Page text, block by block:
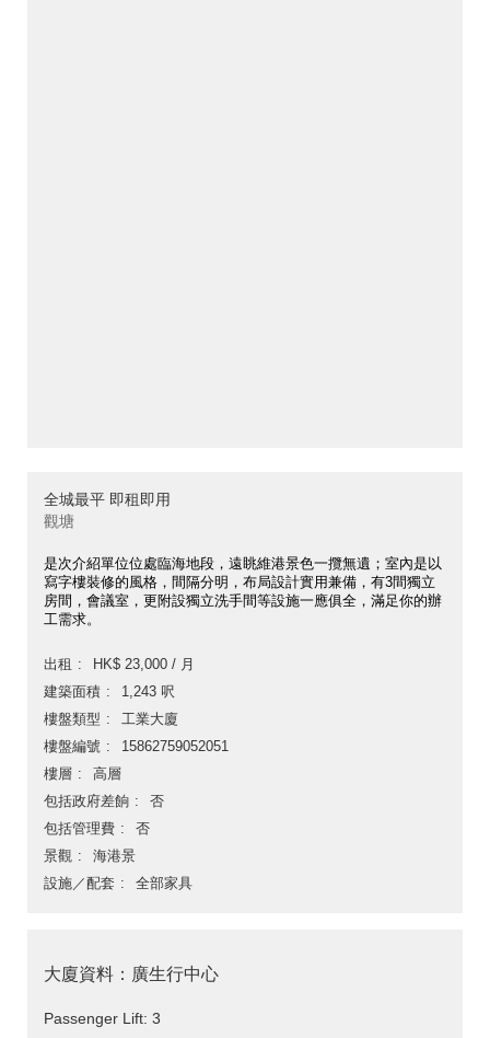
全城最平 即租即用
觀塘
是次介紹單位位處臨海地段，遠眺維港景色一攬無遺；室內是以
寫字樓裝修的風格，間隔分明，布局設計實用兼備，有3間獨立
房間，會議室，更附設獨立洗手間等設施一應俱全，滿足你的辦
工需求。
出租
HK$ 23,000 / 月
建築面積
1,243 呎
樓盤類型
工業大廈
樓盤編號
15862759052051
樓層
高層
包括政府差餉
否
包括管理費
否
景觀
海港景
設施／配套
全部家具
大廈資料：廣生行中心
Passenger Lift: 3